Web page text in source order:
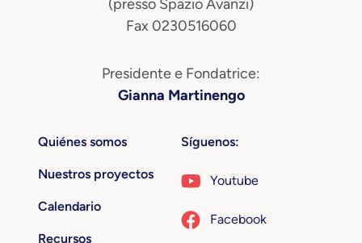
(presso Spazio Avanzi)
Fax 0230516060
Presidente e Fondatrice:
Gianna Martinengo
Quiénes somos
Nuestros proyectos
Calendario
Recursos
Síguenos:
Youtube
Facebook